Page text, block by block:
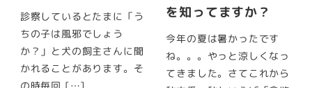
診察しているとたまに「う
ちの子は風邪でしょう
か？」と犬の飼主さんに聞
かれることがあります。そ
を知ってますか？
今年の夏は暑かったです
ね。。。やっと涼しくなっ
てきました。さてこれから